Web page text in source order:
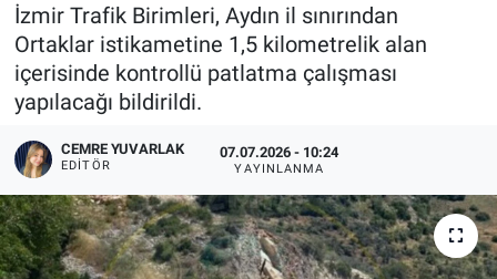
İzmir Trafik Birimleri, Aydın il sınırından
Ortaklar istikametine 1,5 kilometrelik alan
içerisinde kontrollü patlatma çalışması
yapılacağı bildirildi.
CEMRE YUVARLAK
EDITÖR
07.07.2026 - 10:24
YAYINLANMA